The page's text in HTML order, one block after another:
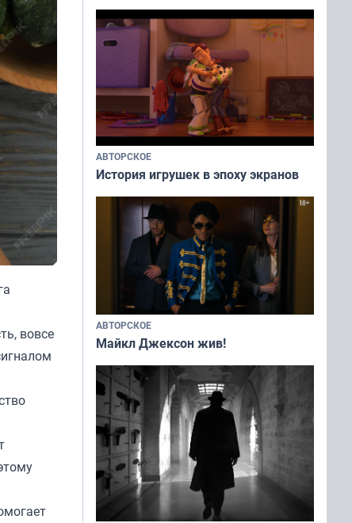
вовсе
АВТОРСКОЕ
История игрушек в эпоху экранов
АВТОРСКОЕ
Майкл Джексон жив!